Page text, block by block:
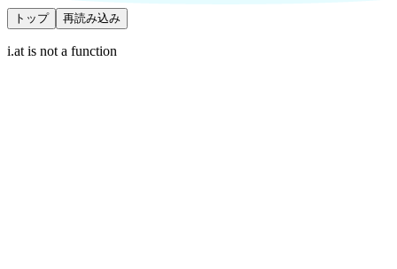
トップ 再読み込み
i.at is not a function